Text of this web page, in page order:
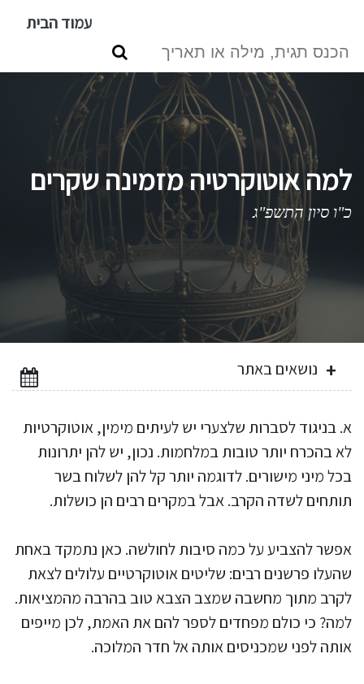
לתוכן
עמוד הבית
למה אוטוקרטיה מזמינה שקרים
כ"ו סיון התשפ"ג
נושאים באתר
א. בניגוד לסברות שלצערי יש לעיתים מימין, אוטוקרטיות
לא בהכרח יותר טובות במלחמות. נכון, יש להן יתרונות
בכל מיני מישורים. לדוגמה יותר קל להן לשלוח בשר
תותחים לשדה הקרב. אבל במקרים רבים הן כושלות.
אפשר להצביע על כמה סיבות לחולשה. כאן נתמקד באחת
שהעלו פרשנים רבים: שליטים אוטוקרטיים עלולים לצאת
לקרב מתוך מחשבה שמצב הצבא טוב בהרבה מהמציאות.
למה? כי כולם מפחדים לספר להם את האמת, לכן מייפים
אותה לפני שמכניסים אותה אל חדר המלוכה.